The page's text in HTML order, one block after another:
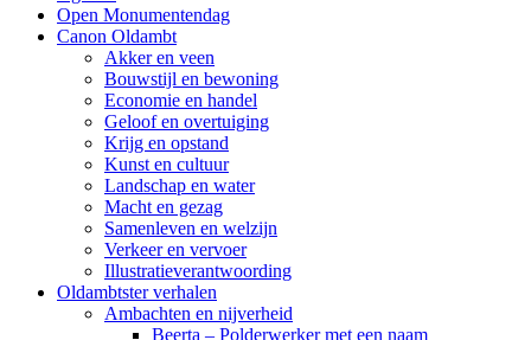
Open Monumentendag
Canon Oldambt
Akker en veen
Bouwstijl en bewoning
Economie en handel
Geloof en overtuiging
Krijg en opstand
Kunst en cultuur
Landschap en water
Macht en gezag
Samenleven en welzijn
Verkeer en vervoer
Illustratieverantwoording
Oldambtster verhalen
Ambachten en nijverheid
Beerta – Polderwerker met een naam